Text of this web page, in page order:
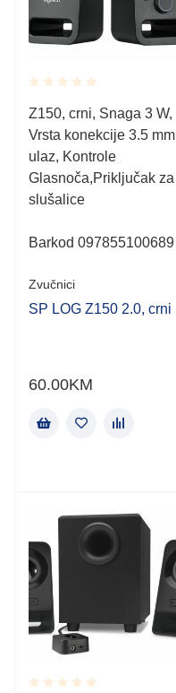
Rated
0.001
out
of
5
Z150, crni, Snaga 3 W,
Vrsta konekcije 3.5 mm
ulaz, Kontrole
Glasnoča,Priključak za
slušalice
Barkod 097855100689
Zvučnici
SP LOG Z150 2.0, crni
60.00KM